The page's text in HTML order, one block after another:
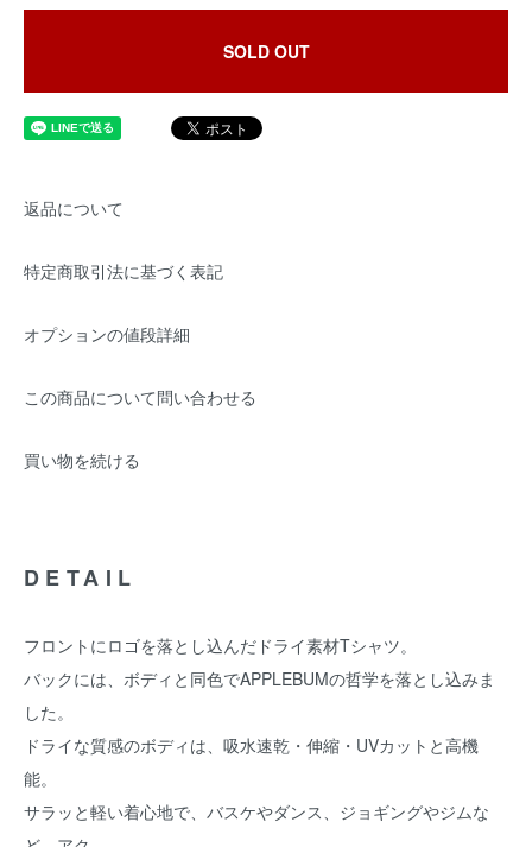
SOLD OUT
返品について
特定商取引法に基づく表記
オプションの値段詳細
この商品について問い合わせる
買い物を続ける
DETAIL
フロントにロゴを落とし込んだドライ素材Tシャツ。
バックには、ボディと同色でAPPLEBUMの哲学を落とし込みま
した。
ドライな質感のボディは、吸水速乾・伸縮・UVカットと高機
能。
サラッと軽い着心地で、バスケやダンス、ジョギングやジムな